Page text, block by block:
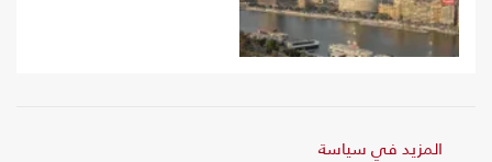
المزيد في سياسة